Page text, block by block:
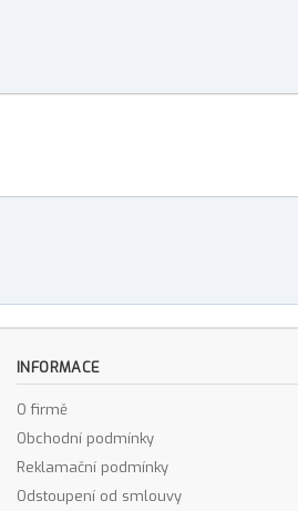
INFORMACE
O firmě
Obchodní podmínky
Reklamační podmínky
Odstoupení od smlouvy